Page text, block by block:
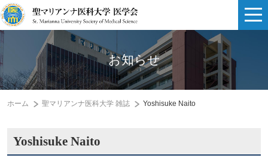
お知らせ
ホーム 聖マリアンナ医科大学 雑誌 Yoshisuke Naito
Yoshisuke Naito